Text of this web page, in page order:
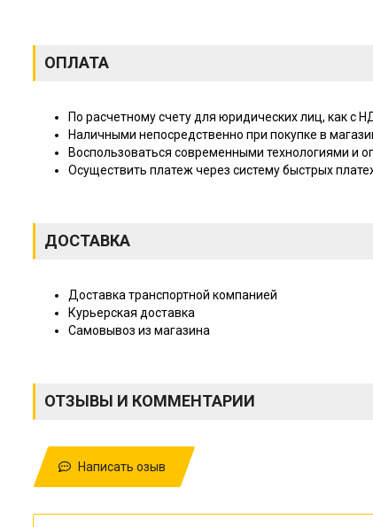
ОПЛАТА
По расчетному счету для юридических лиц, как с
Наличными непосредственно при покупке в
Воспользоваться современными технологиями и
Осуществить платеж через систему быстрых
ДОСТАВКА
Доставка транспортной компанией
Курьерская доставка
Самовывоз из магазина
ОТЗЫВЫ И КОММЕНТАРИИ
Написать озыв